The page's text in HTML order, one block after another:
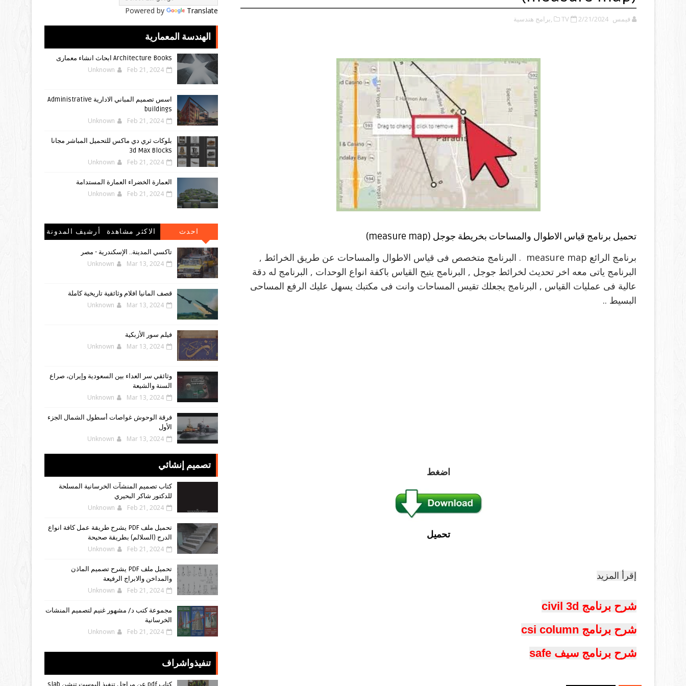
فيمس TV 2/21/2024 ,برامج هندسية
تحميل برنامج قياس الاطوال والمساحات بخريطة جوجل (measure map)
برنامج الرائع measure map . البرنامج متخصص فى قياس الاطوال والمساحات عن طريق الخرائط ,
البرنامج ياتى معه اخر تحديث لخرائط جوجل , البرنامج يتيح القياس باكفة انواع الوحدات , البرنامج له دقة
عالية فى عمليات القياس , البرنامج يجعلك تقيس المساحات وانت فى مكتبك يسهل عليك الرفع المساحى
البسيط ..
اضغط
تحميل
إقرأ المزيد
شرح برنامج civil 3d
شرح برنامج csi column
شرح برنامج سيف safe
Powered by Translate
الهندسة المعمارية
Architecture Books ابحاث انشاء معمارى
Unknown Feb 21, 2024
اسس تصميم المباني الادارية Administrative
buildings
Unknown Feb 21, 2024
بلوكات ثري دي ماكس للتحميل المباشر مجانا
3d Max Blocks
Unknown Feb 21, 2024
العمارة الخضراء العمارة المستدامة
Unknown Feb 21, 2024
احدث
المشاركات
الاكثر مشاهدة
أرشيف المدونة
تاكسي المدينة.. الإسكندرية - مصر
Unknown Mar 13, 2024
قصف المانيا افلام وثائقية تاريخية كاملة
Unknown Mar 13, 2024
فيلم سور الأزبكية
Unknown Mar 13, 2024
وثائقي سر العداء بين السعودية وإيران، صراع
السنة والشيعة
Unknown Mar 13, 2024
فرقة الوحوش غواصات أسطول الشمال الجزء
الأول
Unknown Mar 13, 2024
تصميم إنشائي
كتاب تصميم المنشآت الخرسانية المسلحة
للدكتور شاكر البحيري
Unknown Feb 21, 2024
تحميل ملف PDF يشرح طريقة عمل كافة انواع
الدرج (السلالم) بطريقة صحيحة
Unknown Feb 21, 2024
تحميل ملف PDF يشرح تصميم الماذن
والمداخن والابراج الرفيعة
Unknown Feb 21, 2024
مجموعة كتب د/ مشهور غنيم لتصميم المنشات
الخرسانية
Unknown Feb 21, 2024
تنفيذواشراف